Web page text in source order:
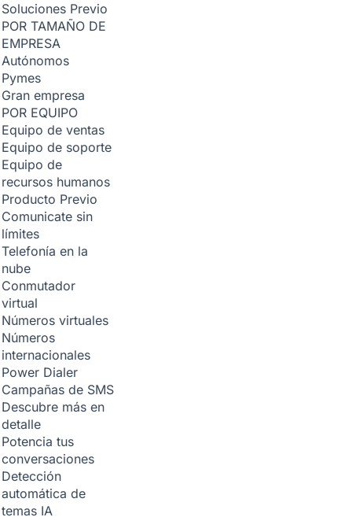
Soluciones Previo
POR TAMAÑO DE
EMPRESA
Autónomos
Pymes
Gran empresa
POR EQUIPO
Equipo de ventas
Equipo de soporte
Equipo de
recursos humanos
Producto Previo
Comunicate sin
límites
Telefonía en la
nube
Conmutador
virtual
Números virtuales
Números
internacionales
Power Dialer
Campañas de SMS
Descubre más en
detalle
Potencia tus
conversaciones
Detección
automática de
temas IA